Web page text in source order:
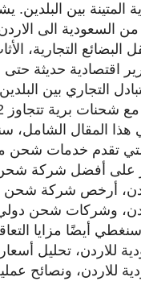
المتينة بين
الى الاردن
البضائع التجارية،
اقتصادية حديثة
2024. في هذا المقال
تقدم خدمات شحن
على أفضل شركة
أرخص شركة
وشركات شحن
سنغطي أيضًا مزايا
للاردن، تحليل
للاردن، ونصائح عملية